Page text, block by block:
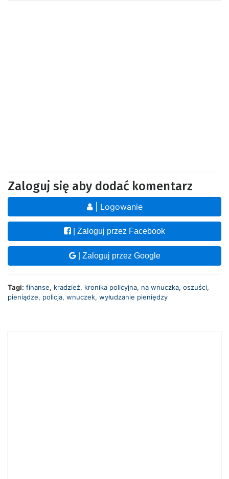
Zaloguj się aby dodać komentarz
| Logowanie
| Zaloguj przez Facebook
| Zaloguj przez Google
Tagi: finanse, kradzież, kronika policyjna, na wnuczka, oszuści,
pieniądze, policja, wnuczek, wyłudzanie pieniędzy